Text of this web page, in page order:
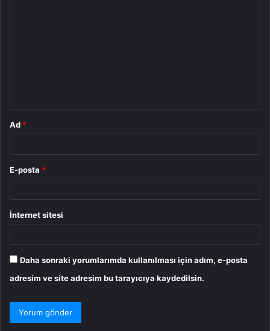
Ad *
E-posta *
İnternet sitesi
Daha sonraki yorumlarımda kullanılması için adım, e-posta
adresim ve site adresim bu tarayıcıya kaydedilsin.